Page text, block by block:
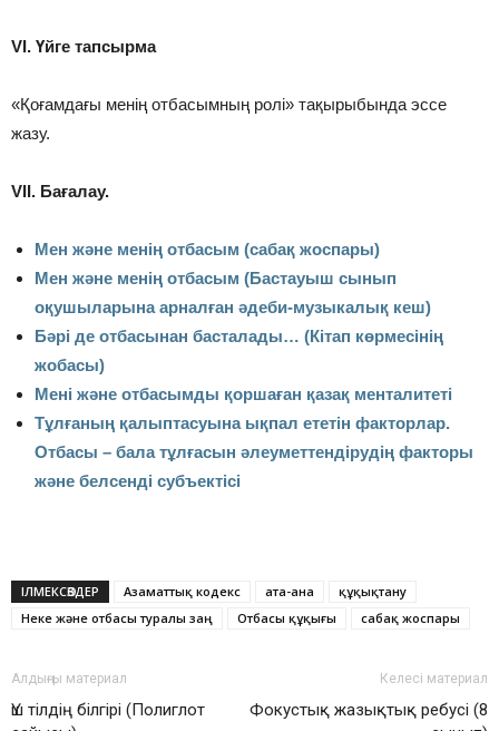
VІ. Үйге тапсырма
«Қоғамдағы менің отбасымның ролі» тақырыбында эссе
жазу.
VІІ. Бағалау.
Мен және менің отбасым (сабақ жоспары)
Мен және менің отбасым (Бастауыш сынып
оқушыларына арналған әдеби-музыкалық кеш)
Бәрі де отбасынан басталады… (Кітап көрмесінің
жобасы)
Мені және отбасымды қоршаған қазақ менталитеті
Тұлғаның қалыптасуына ықпал ететін факторлар.
Отбасы – бала тұлғасын әлеуметтендірудің факторы
және белсенді субъектісі
ІЛМЕКСӨЗДЕР Азаматтық кодекс ата-ана
құқықтану
Неке және отбасы туралы заң
Отбасы құқығы сабақ жоспары
Алдыңғы материал
Үш тілдің білгірі (Полиглот
Келесі материал
Фокустық жазықтық ребусі (8